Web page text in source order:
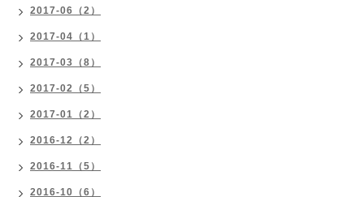
2017-06（2）
2017-04（1）
2017-03（8）
2017-02（5）
2017-01（2）
2016-12（2）
2016-11（5）
2016-10（6）